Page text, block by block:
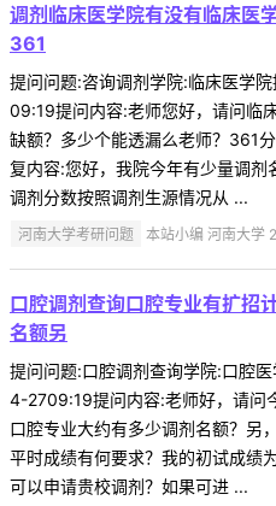
调剂临床医学院有没有临床医
361
提问问题:咨询调剂学院:临床医学
09:19提问内容:老师您好，请问临
缺额？多少个能透漏么老师？361
复内容:您好，我院今年有少量调剂
调剂分数按照调剂生源情况从 ...
河南大学考研问题 本站小编 河南大学
口腔调剂查询口腔专业有扩招
名额另
提问问题:口腔调剂查询学院:口腔
4-2709:19提问内容:老师好，请问
口腔专业大约有多少调剂名额？另
平时成绩有何要求？我的初试成绩
可以申请贵校调剂？如果可进 ...